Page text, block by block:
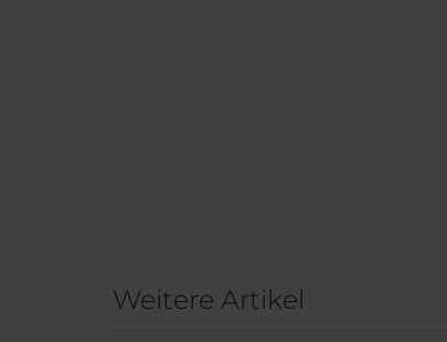
Weitere Artikel